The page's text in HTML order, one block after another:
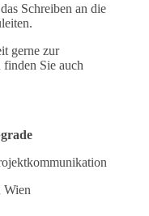
Schreiben an die
gerne zur
Sie auch
Wien